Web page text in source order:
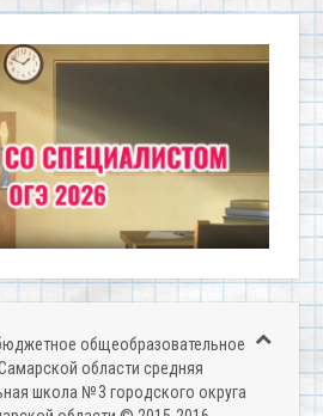
общеобразовательное
области средняя
школа № 3 городского округа